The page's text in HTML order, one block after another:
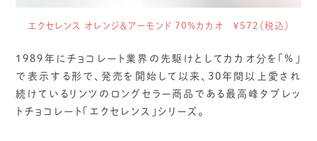
エクセレンス オレンジ＆アーモンド 70%カカオ ￥572（税込）
1989年にチョコレート業界の先駆けとしてカカオ分を「%」
で表示する形で、発売を開始して以来、30年間以上愛され
続けているリンツのロングセラー商品である最高峰タブレッ
トチョコレート「エクセレンス」シリーズ。